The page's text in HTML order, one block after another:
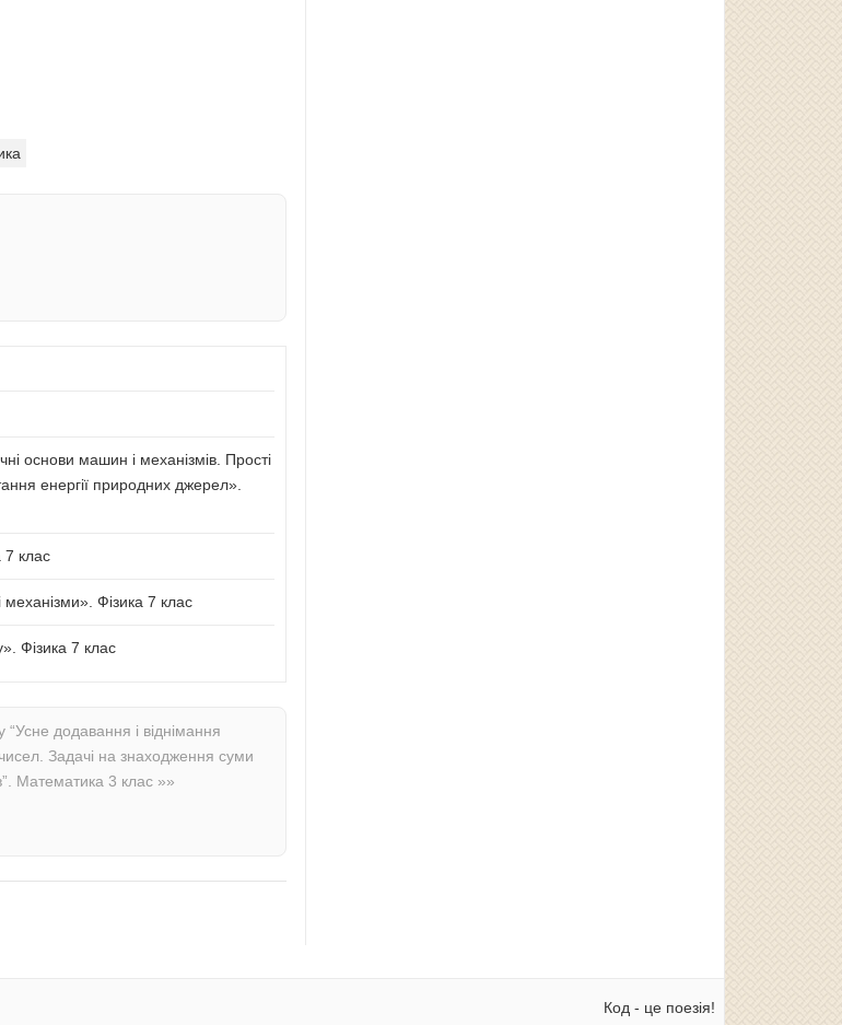
основи машин і механізмів. Прості
енергії природних джерел».
7 клас
механізми». Фізика 7 клас
Фізика 7 клас
“Усне додавання і віднімання
Задачі на знаходження суми
Математика 3 клас »»
Код - це поезія!